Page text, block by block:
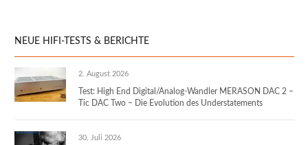
NEUE HIFI-TESTS & BERICHTE
2. August 2026
Test: High End Digital/Analog-Wandler MERASON DAC 2 –
Tic DAC Two – Die Evolution des Understatements
30. Juli 2026